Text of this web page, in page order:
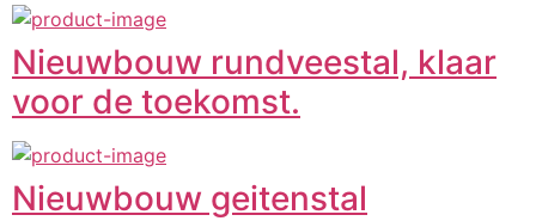
Nieuwbouw rundveestal, klaar
voor de toekomst.
Nieuwbouw geitenstal